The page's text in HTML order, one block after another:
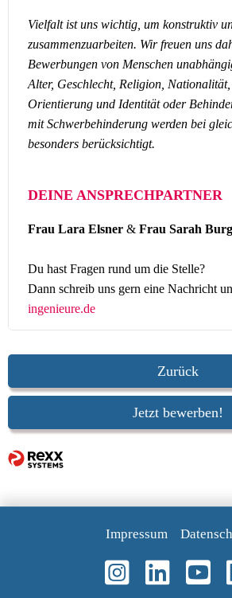
Vielfalt ist uns wichtig, um konstruktiv
zusammenzuarbeiten. Wir freuen uns
Bewerbungen von Menschen
Alter, Geschlecht, Religion,
Orientierung und Identität oder
mit Schwerbehinderung werden bei
besonders berücksichtigt.
DEINE ANSPRECHPARTNER
Frau Lara Elsner & Frau Sarah
Du hast Fragen rund um die Stelle?
Dann schreib uns gern eine Nachricht
ingenieure.de
Zurück
Jetzt bewerben!
Impressum